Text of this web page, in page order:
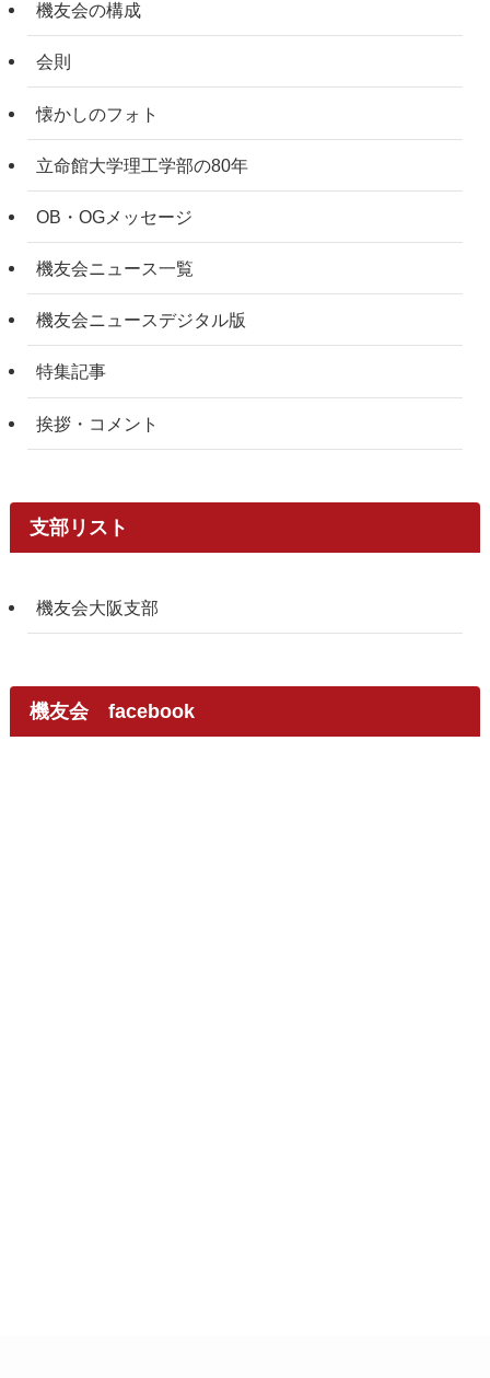
機友会の構成
会則
懐かしのフォト
立命館大学理工学部の80年
OB・OGメッセージ
機友会ニュース一覧
機友会ニュースデジタル版
特集記事
挨拶・コメント
支部リスト
機友会大阪支部
機友会 facebook